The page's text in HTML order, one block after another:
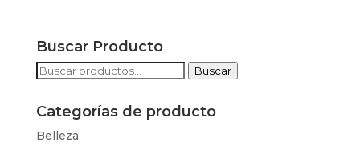
Buscar Producto
Buscar
Buscar
Categorías de producto
Belleza